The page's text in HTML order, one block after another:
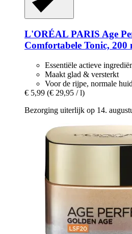
L'ORÉAL PARIS Age
Comfortabele Tonic, 200
Essentiële actieve
Maakt glad & versterkt
Voor de rijpe, normale huid
€ 5,99 (€ 29,95 / l)
Bezorging uiterlijk op 14.